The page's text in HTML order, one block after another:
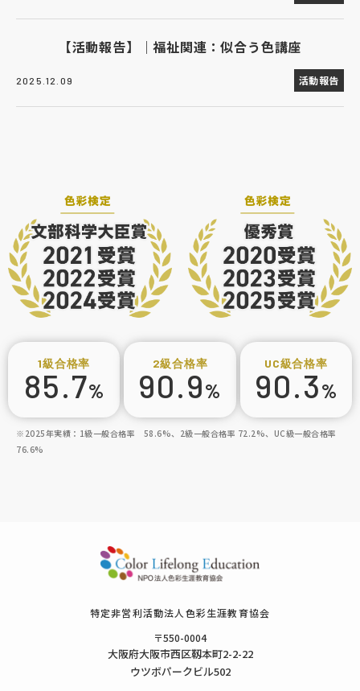
2025.12.09 活動報告
【活動報告】｜福祉関連：似合う色講座
1級合格率
85.7%
2級合格率
90.9%
UC級合格率
90.3%
※2025年実績：1級一般合格率 58.6%、2級一般合格率 72.2%、UC級一般合格率
76.6%
特定⾮営利活動法⼈⾊彩⽣涯教育協会
〒550-0004
⼤阪府⼤阪市⻄区靱本町2-2-22
ウツボパークビル502